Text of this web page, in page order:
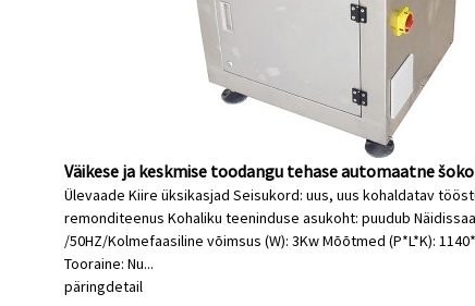
Väikese ja keskmise toodangu tehase automaatne
Ülevaade Kiire üksikasjad Seisukord: uus, uus kohaldatav
remonditeenus Kohaliku teeninduse asukoht: puudub
/50HZ/Kolmefaasiline võimsus (W): 3Kw Mõõtmed (P*L*K):
Tooraine: Nu...
päringdetail